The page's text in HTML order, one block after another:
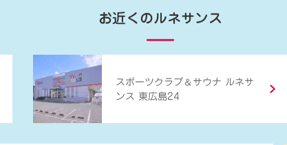
お近くのルネサンス
スポーツクラブ ＆ サウナ ルネサ
ンス 東広島24